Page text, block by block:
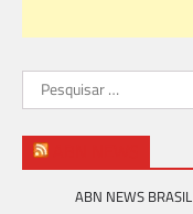
Pesquisar
por:
ABN NEWS BRASIL